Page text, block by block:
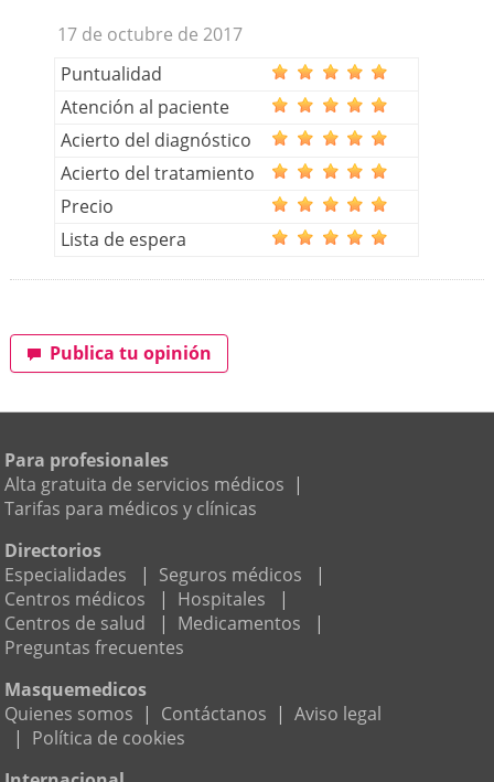
17 de octubre de 2017
Puntualidad
Atención al paciente
Acierto del diagnóstico
Acierto del tratamiento
Precio
Lista de espera
Publica tu opinión
Para profesionales
Alta gratuita de servicios médicos |
Tarifas para médicos y clínicas
Directorios
Especialidades
| Seguros médicos
|
Centros médicos
| Hospitales
|
Centros de salud
| Medicamentos
|
Preguntas frecuentes
Masquemedicos
Quienes somos | Contáctanos | Aviso legal
| Política de cookies